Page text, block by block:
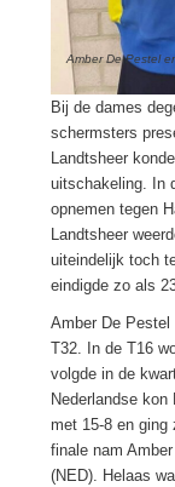
Amber De Pestel
Bij de dames
schermsters
Landtsheer
uitschakeling. In
opnemen tegen
Landtsheer
uiteindelijk toch
eindigde zo als
Amber De Pestel
T32. In de T16
volgde in de
Nederlandse
met 15-8 en ging
finale nam
(NED). Helaas